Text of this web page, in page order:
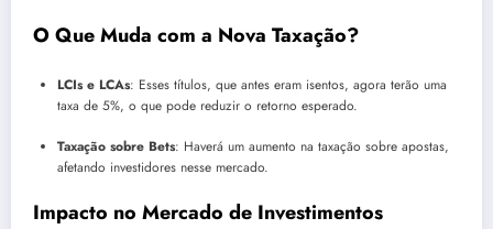
O Que Muda com a Nova Taxação?
LCIs e LCAs: Esses títulos, que antes eram isentos, agora terão uma
taxa de 5%, o que pode reduzir o retorno esperado.
Taxação sobre Bets: Haverá um aumento na taxação sobre apostas,
afetando investidores nesse mercado.
Impacto no Mercado de Investimentos